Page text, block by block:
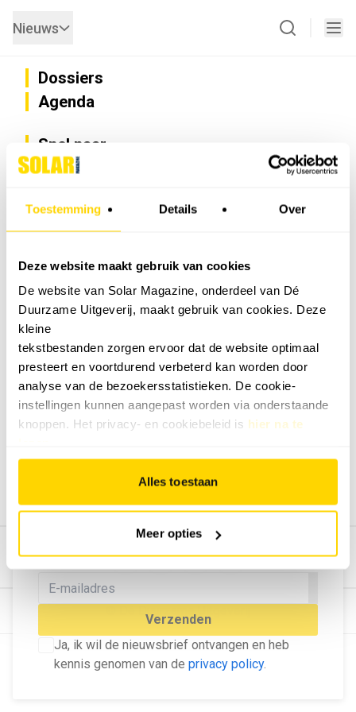
Toestemming Details Over
Deze website maakt gebruik van cookies
De website van Solar Magazine, onderdeel van Dé
Duurzame Uitgeverij, maakt gebruik van cookies. Deze
kleine
tekstbestanden zorgen ervoor dat de website optimaal
presteert en voortdurend verbeterd kan worden door
analyse van de bezoekersstatistieken. De cookie-
instellingen kunnen aangepast worden via onderstaande
knoppen. Het privacy- en cookiebeleid is hier na te
Alles toestaan
Meer opties
MELD U AAN VOOR ONZE
NIEUWSBRIEF
Blijf op de hoogte van het laatste nieuws!
Verzenden
Ja, ik wil de nieuwsbrief ontvangen en heb
kennis genomen van de privacy policy.
Nieuws
Dossiers
Agenda
Snel naar
Privacy
Nieuwsbrief
Vacatures
Installateurzoeker
Cookievoorkeuren wijzigen
English
Geef ons feedback
Vertel ons wat je van onze website vindt.
Tip de redactie
Bekijk hier de mogelijkheden.
© Dé Duurzame Uitgeverij